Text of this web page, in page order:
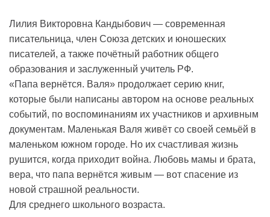
Лилия Викторовна Кандыбович — современная
писательница, член Союза детских и юношеских
писателей, а также почётный работник общего
образования и заслуженный учитель РФ.
«Папа вернётся. Валя» продолжает серию книг,
которые были написаны автором на основе реальных
событий, по воспоминаниям их участников и архивным
документам. Маленькая Валя живёт со своей семьёй в
маленьком южном городе. Но их счастливая жизнь
рушится, когда приходит война. Любовь мамы и брата,
вера, что папа вернётся живым — вот спасение из
новой страшной реальности.
Для среднего школьного возраста.